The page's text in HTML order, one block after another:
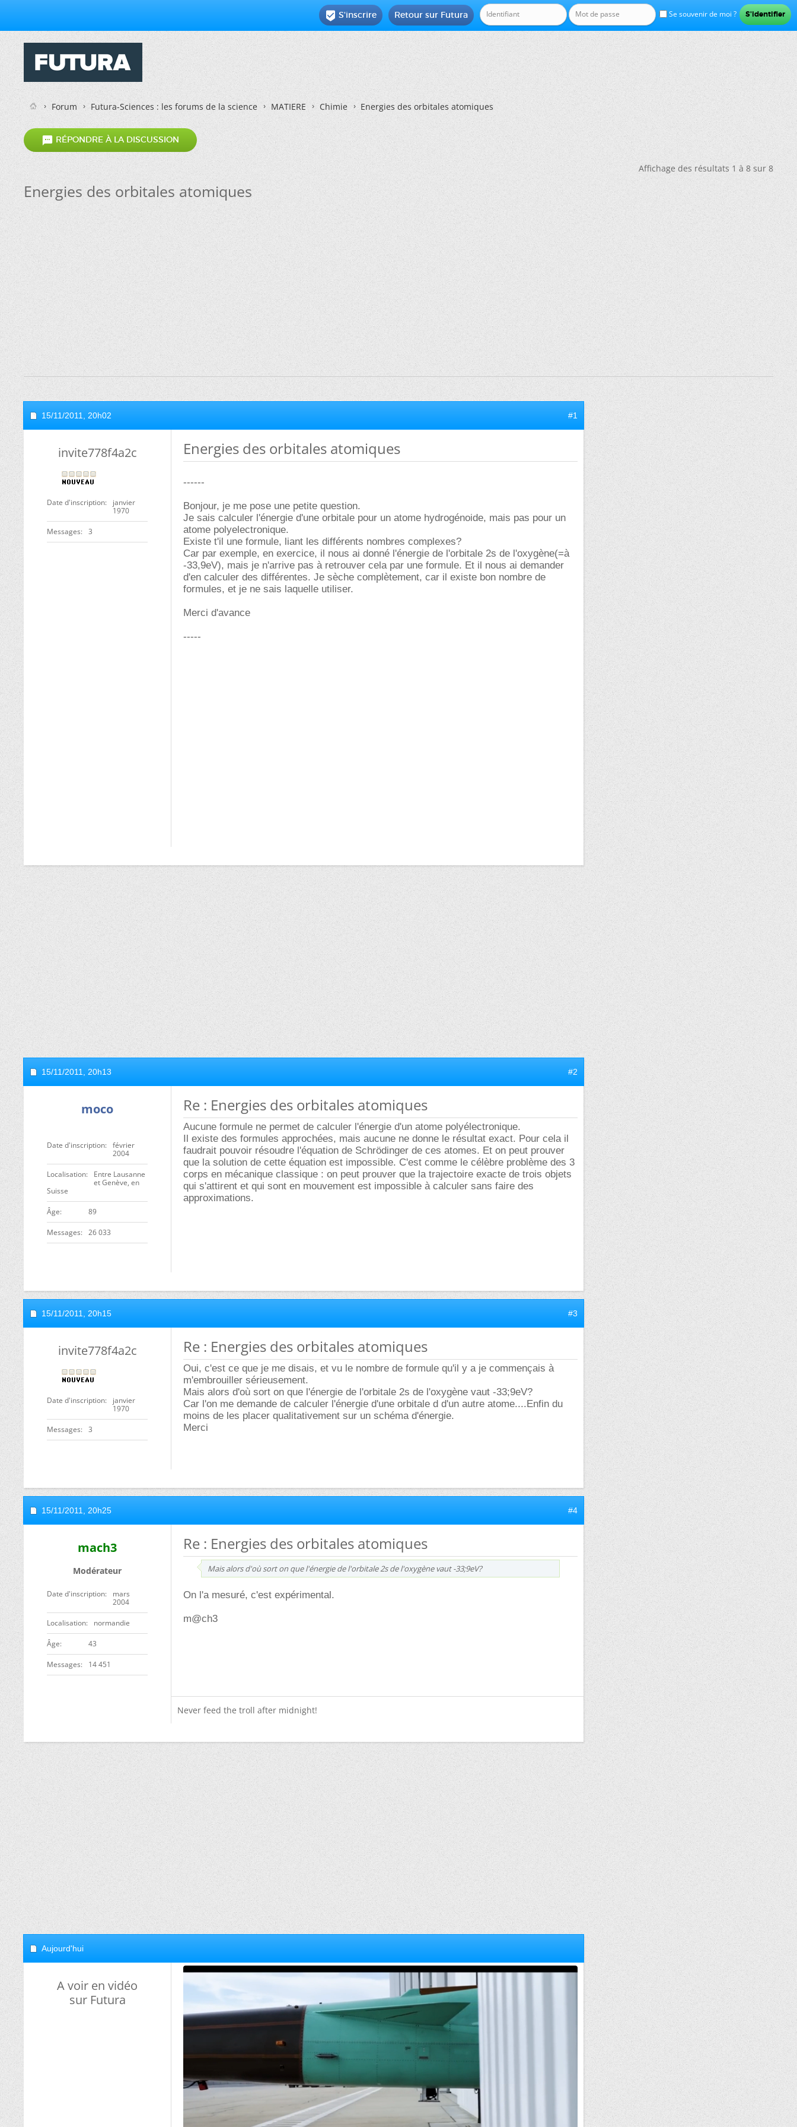
Se souvenir de moi ?
Retour sur Futura
 S'inscrire
Forum Futura-Sciences : les forums de la science MATIERE Chimie Energies des orbitales atomiques
 RÉPONDRE À LA DISCUSSION
Affichage des résultats 1 à 8 sur 8
Energies des orbitales atomiques
15/11/2011, 20h02 #1
invite778f4a2c
Date d'inscription
janvier
1970
Messages 3
Energies des orbitales atomiques
------
Bonjour, je me pose une petite question.
Je sais calculer l'énergie d'une orbitale pour un atome hydrogénoide, mais pas pour un
atome polyelectronique.
Existe t'il une formule, liant les différents nombres complexes?
Car par exemple, en exercice, il nous ai donné l'énergie de l'orbitale 2s de l'oxygène(=à
-33,9eV), mais je n'arrive pas à retrouver cela par une formule. Et il nous ai demander
d'en calculer des différentes. Je sèche complètement, car il existe bon nombre de
formules, et je ne sais laquelle utiliser.
Merci d'avance
-----
15/11/2011, 20h13 #2
moco
Date d'inscription
février
2004
Localisation
Entre Lausanne
et Genève, en
Suisse
ge 89
Messages 26 033
Re : Energies des orbitales atomiques
Aucune formule ne permet de calculer l'énergie d'un atome polyélectronique.
Il existe des formules approchées, mais aucune ne donne le résultat exact. Pour cela il
faudrait pouvoir résoudre l'équation de Schrödinger de ces atomes. Et on peut prouver
que la solution de cette équation est impossible. C'est comme le célèbre problème des 3
corps en mécanique classique : on peut prouver que la trajectoire exacte de trois objets
qui s'attirent et qui sont en mouvement est impossible à calculer sans faire des
approximations.
15/11/2011, 20h15 #3
invite778f4a2c
Date d'inscription
janvier
1970
Messages 3
Re : Energies des orbitales atomiques
Oui, c'est ce que je me disais, et vu le nombre de formule qu'il y a je commençais à
m'embrouiller sérieusement.
Mais alors d'où sort on que l'énergie de l'orbitale 2s de l'oxygène vaut -33;9eV?
Car l'on me demande de calculer l'énergie d'une orbitale d d'un autre atome....Enfin du
moins de les placer qualitativement sur un schéma d'énergie.
Merci
15/11/2011, 20h25 #4
mach3
Modérateur
Date d'inscription
mars
2004
Localisation normandie
ge 43
Messages 14 451
Re : Energies des orbitales atomiques
Mais alors d'où sort on que l'énergie de l'orbitale 2s de l'oxygène vaut -33;9eV?
On l'a mesuré, c'est expérimental.
m@ch3
Never feed the troll after midnight!
Aujourd'hui
A voir en vidéo
sur Futura